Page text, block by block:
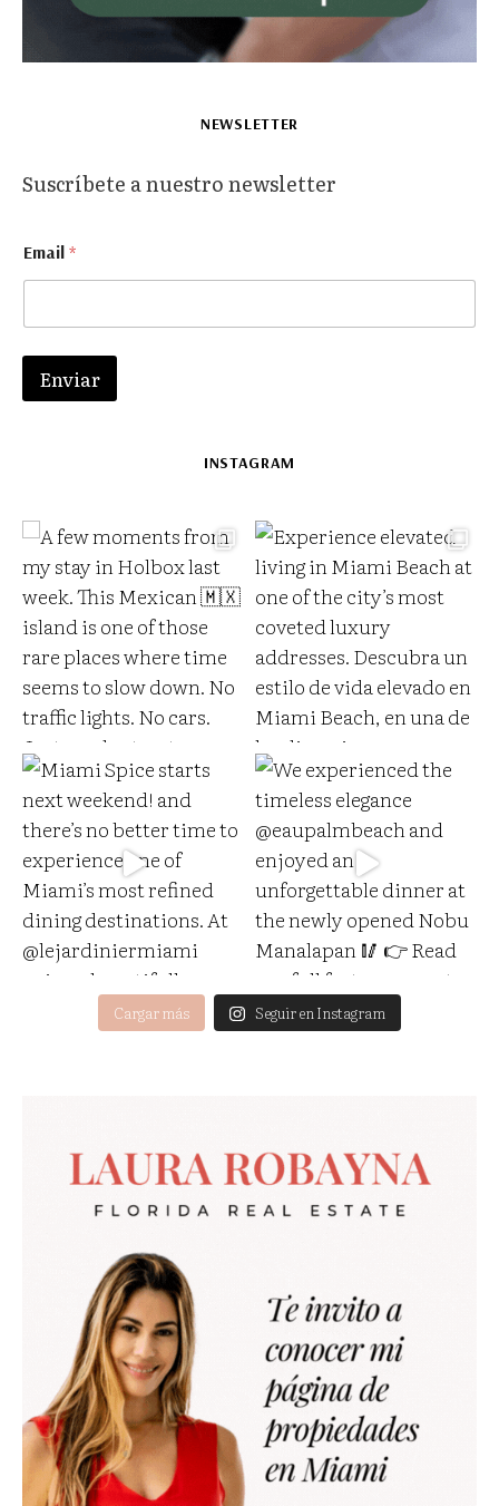
NEWSLETTER
Suscríbete a nuestro newsletter
*
E
l
Email *
Enviar
INSTAGRAM
Cargar más Seguir en Instagram